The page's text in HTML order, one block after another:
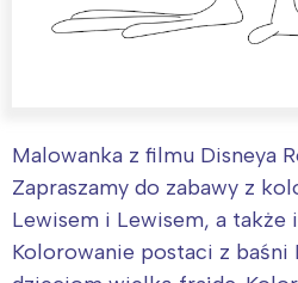
Malowanka z filmu Disneya
Zapraszamy do zabawy z
Lewisem i Lewisem, a także
Kolorowanie postaci z baśni